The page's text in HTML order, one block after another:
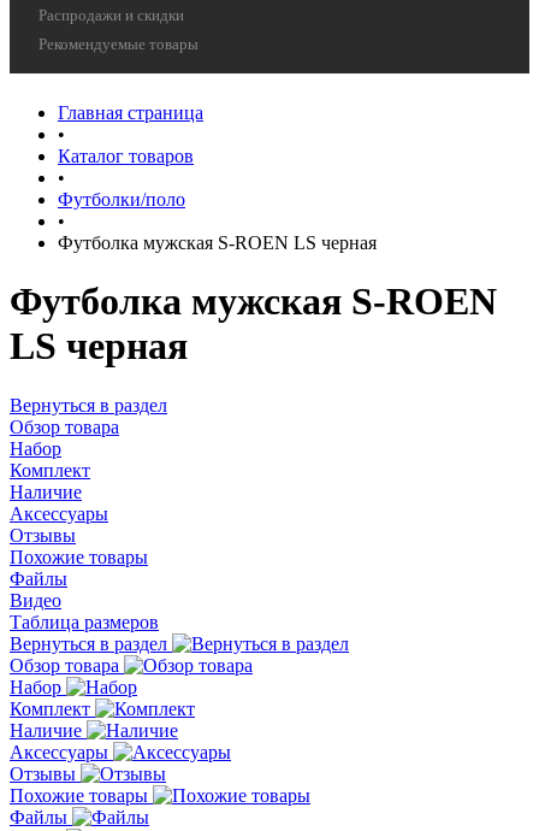
Распродажи и скидки
Рекомендуемые товары
Главная страница
•
Каталог товаров
•
Футболки/поло
•
Футболка мужская S-ROEN LS черная
Футболка мужская S-ROEN
LS черная
Вернуться в раздел
Обзор товара
Набор
Комплект
Наличие
Аксессуары
Отзывы
Похожие товары
Файлы
Видео
Таблица размеров
Вернуться в раздел
Обзор товара
Набор
Комплект
Наличие
Аксессуары
Отзывы
Похожие товары
Файлы